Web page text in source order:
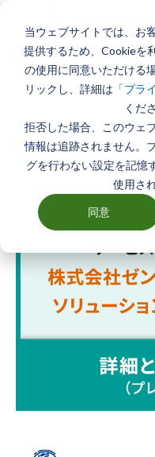
当ウェブサイトでは、お
提供するため、Cookieを
の使用に同意いただける
リックし、詳細は 「プラ
くだ
拒否した場合、このウェ
情報は追跡されません。
グを行わない設定を記憶
使用さ
同意
ホーム> 2026年5月25日（